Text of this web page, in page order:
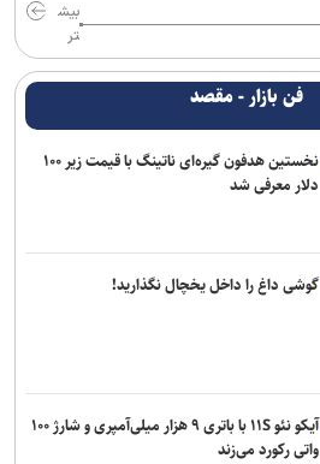
بیش
تر
فن بازار - مقصد
نخستین هدفون گیره‌ای ناتینگ با قیمت زیر ۱۰۰
دلار معرفی شد
گوشی داغ را داخل یخچال نگذارید!
آیکو نئو ۱۱S با باتری ۹ هزار میلی‌آمپری و شارژ ۱۰۰
واتی رکورد می‌زند